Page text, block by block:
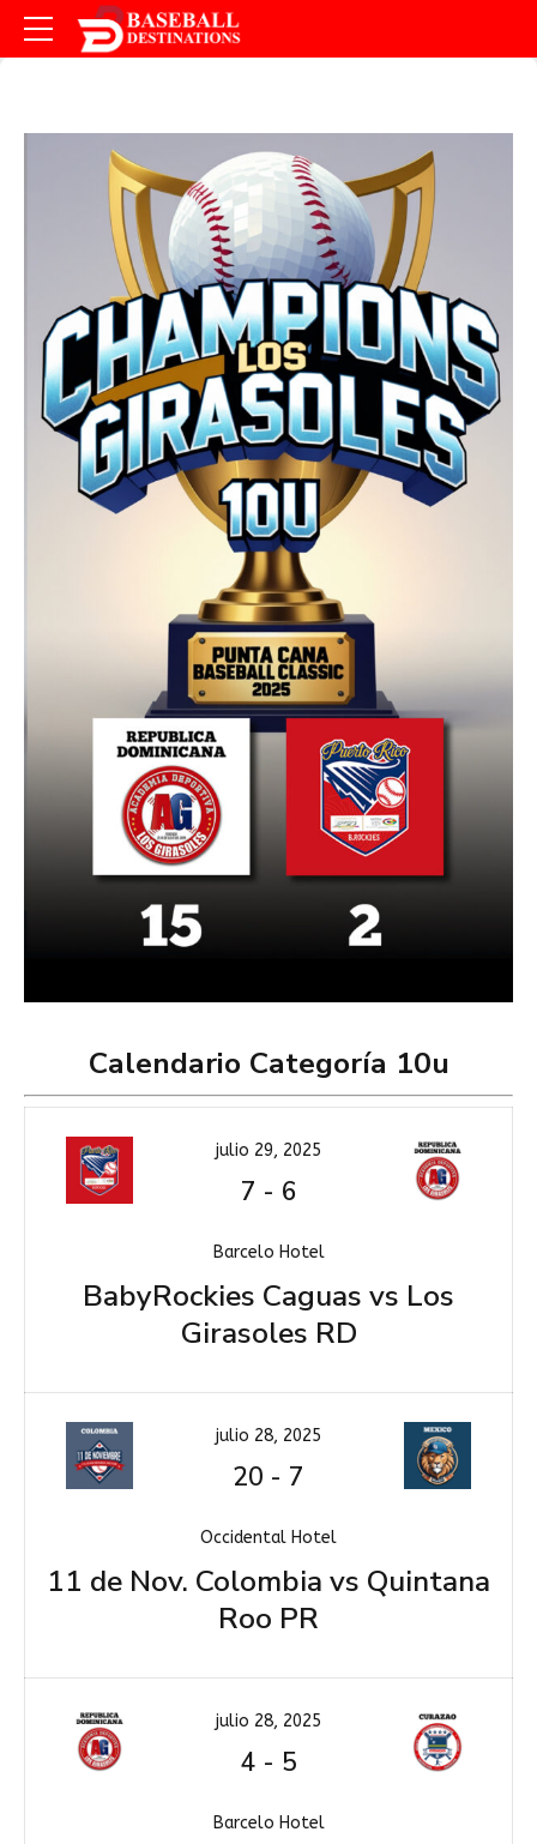
Calendario Categoría 10u
julio 29, 2025
7 - 6
Barcelo Hotel
BabyRockies Caguas vs Los
Girasoles RD
julio 28, 2025
20 - 7
Occidental Hotel
11 de Nov. Colombia vs Quintana
Roo PR
julio 28, 2025
4 - 5
Barcelo Hotel